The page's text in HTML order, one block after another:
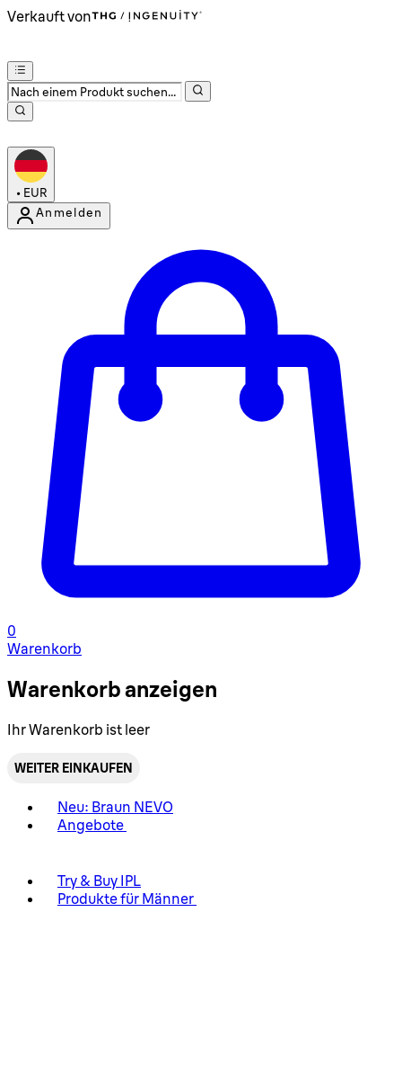
Verkauft von
• EUR
Anmelden
0
Warenkorb
Warenkorb anzeigen
Ihr Warenkorb ist leer
WEITER EINKAUFEN
Neu: Braun NEVO
Angebote
Try & Buy IPL
Produkte für Männer